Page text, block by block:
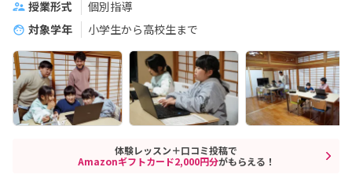
授業形式
個別指導
対象学年
小学生から高校生まで
体験レッスン＋口コミ投稿で
Amazonギフトカード2,000円分がもらえる！